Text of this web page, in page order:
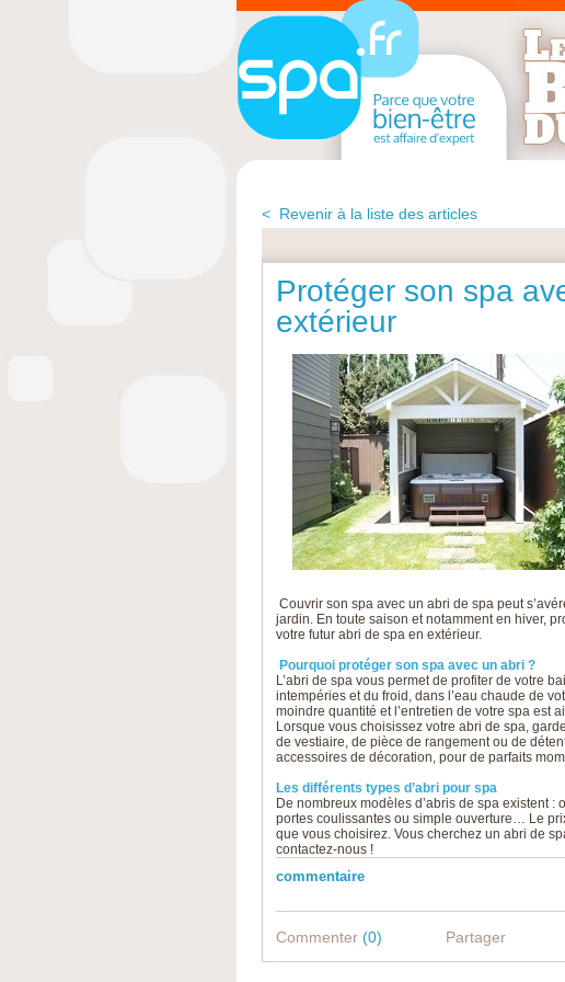
< Revenir à la liste des articles
Protéger son spa
extérieur
Couvrir son spa avec un abri de spa peut
jardin. En toute saison et notamment en hiver,
votre futur abri de spa en extérieur.
Pourquoi protéger son spa avec un abri ?
L’abri de spa vous permet de profiter de votre
intempéries et du froid, dans l’eau chaude de
moindre quantité et l’entretien de votre spa est
Lorsque vous choisissez votre abri de spa,
de vestiaire, de pièce de rangement ou de
accessoires de décoration, pour de parfaits
Les différents types d’abri pour spa
De nombreux modèles d’abris de spa existent
portes coulissantes ou simple ouverture… Le
que vous choisirez. Vous cherchez un abri de
contactez-nous !
commentaire
Commenter (0) Partager